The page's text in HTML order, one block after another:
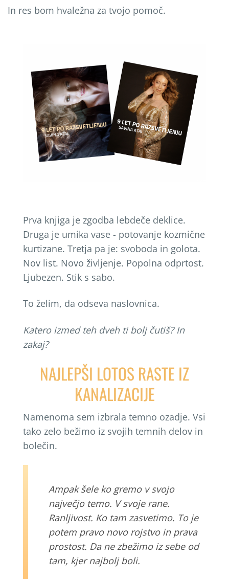
In res bom hvaležna za tvojo pomoč.
Prva knjiga je zgodba lebdeče deklice.
Druga je umika vase - potovanje kozmične
kurtizane. Tretja pa je: svoboda in golota.
Nov list. Novo življenje. Popolna odprtost.
Ljubezen. Stik s sabo.
To želim, da odseva naslovnica.
Katero izmed teh dveh ti bolj čutiš? In
zakaj?
NAJLEPŠI LOTOS RASTE IZ
KANALIZACIJE
Namenoma sem izbrala temno ozadje. Vsi
tako zelo bežimo iz svojih temnih delov in
bolečin.
Ampakšele ko gremo v svojo
največjo temo. V svoje rane.
Ranljivost. Ko tam zasvetimo. To je
potem pravo novo rojstvo in prava
prostost. Da ne zbežimo iz sebe od
tam, kjer najbolj boli.